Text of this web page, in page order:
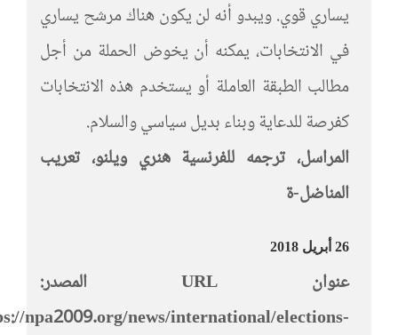
يساري قوي. ويبدو أنه لن يكون هناك مرشح يساري
في الانتخابات، يمكنه أن يخوض الحملة من أجل
مطالب الطبقة العاملة أو يستخدم هذه الانتخابات
كفرصة للدعاية وبناء بديل سياسي والسلام.
المراسل، ترجمه للفرنسية هنري ويلنو، تعريب
المناضل-ة
26 أبريل 2018
عنوان URL المصدر:
npa2009.org/news/international/elections-